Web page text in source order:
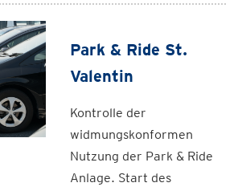
Park & Ride St.
Valentin
Kontrolle der
widmungskonformen
Nutzung der Park & Ride
Anlage. Start des